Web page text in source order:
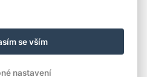
se vším
nastavení